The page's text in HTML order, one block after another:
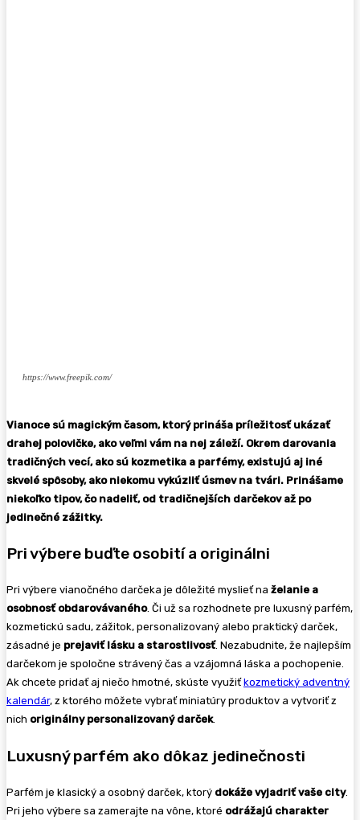
https://www.freepik.com/
Vianoce sú magickým časom, ktorý prináša príležitosť ukázať
drahej polovičke, ako veľmi vám na nej záleží. Okrem darovania
tradičných vecí, ako sú kozmetika a parfémy, existujú aj iné
skvelé spôsoby, ako niekomu vykúzliť úsmev na tvári. Prinášame
niekoľko tipov, čo nadeliť, od tradičnejších darčekov až po
jedinečné zážitky.
Pri výbere buďte osobití a originálni
Pri výbere vianočného darčeka je dôležité myslieť na želanie a
osobnosť obdarovávaného. Či už sa rozhodnete pre luxusný parfém,
kozmetickú sadu, zážitok, personalizovaný alebo praktický darček,
zásadné je prejaviť lásku a starostlivosť. Nezabudnite, že najlepším
darčekom je spoločne strávený čas a vzájomná láska a pochopenie.
Ak chcete pridať aj niečo hmotné, skúste využiťkozmetický adventný
kalendár, z ktorého môžete vybrať miniatúry produktov a vytvoriť z
nich originálny personalizovaný darček.
Luxusný parfém ako dôkaz jedinečnosti
Parfém je klasický a osobný darček, ktorý dokáže vyjadriť vaše city.
Pri jeho výbere sa zamerajte na vône, ktoré odrážajú charakter